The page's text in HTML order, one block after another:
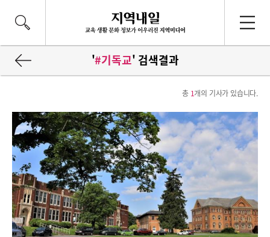
'#기독교' 검색결과
총 1개의 기사가 있습니다.